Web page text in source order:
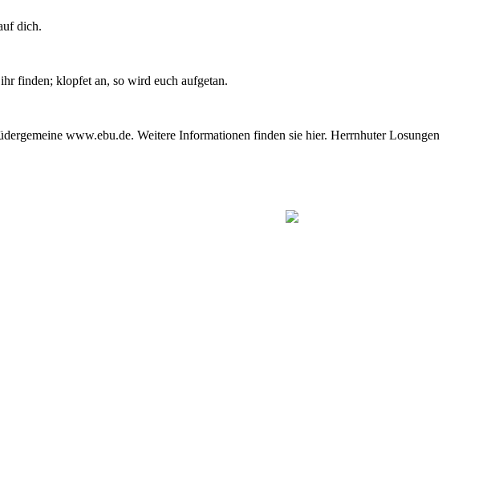
dich.
finden; klopfet an, so wird euch aufgetan.
www.ebu.de. Weitere Informationen finden sie hier. Herrnhuter Losungen